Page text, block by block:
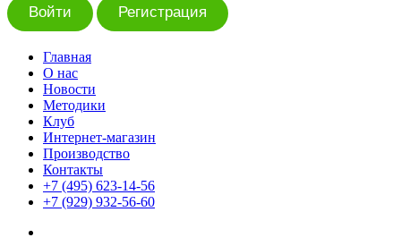
Войти Регистрация
Главная
О нас
Новости
Методики
Клуб
Интернет-магазин
Производство
Контакты
+7 (495) 623-14-56
+7 (929) 932-56-60